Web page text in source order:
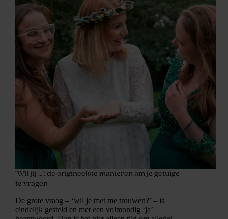
‘Wil jij …’: de origineelste manieren om je getuige
te vragen
De grote vraag – ‘wil je met me trouwen?’ – is
eindelijk gesteld en met een volmondig ‘ja’